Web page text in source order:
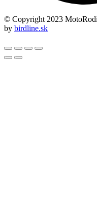
© Copyright 2023
by birdline.sk